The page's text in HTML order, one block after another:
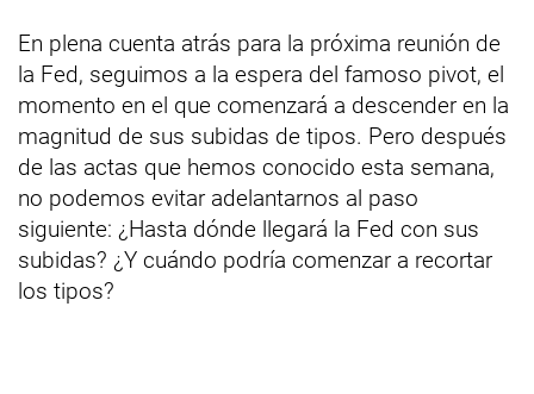
En plena cuenta atrás para la próxima reunión de
la Fed, seguimos a la espera del famoso pivot, el
momento en el que comenzará a descender en la
magnitud de sus subidas de tipos. Pero después
de las actas que hemos conocido esta semana,
no podemos evitar adelantarnos al paso
siguiente: ¿Hasta dónde llegará la Fed con sus
subidas? ¿Y cuándo podría comenzar a recortar
los tipos?